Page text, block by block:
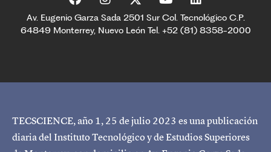
Av. Eugenio Garza Sada 2501 Sur Col. Tecnológico C.P.
64849 Monterrey, Nuevo León Tel. +52 (81) 8358-2000
TECSCIENCE, año 1, 25 de julio 2023 es una publicación
diaria del Instituto Tecnológico y de Estudios Superiores